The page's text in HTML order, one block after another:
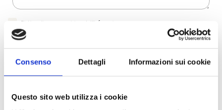
Consenso Dettagli Informazioni sui cookie
Questo sito web utilizza i cookie
Dichiaro di aver preso visione dell' informativa
Desidero iscrivermi alla newsletter e
autorizzo al trattamento dei miei dati personali.
Invia richiesta